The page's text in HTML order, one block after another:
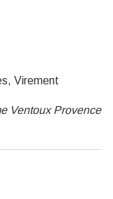
Virement
Ventoux Provence